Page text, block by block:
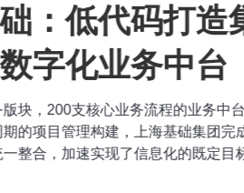
码打造集团统一
务中台
务流程的业务中台建设，以及
上海基础集团完成了各业务领
信息化的既定目标。